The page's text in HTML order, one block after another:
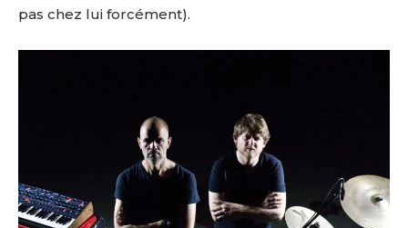
pas chez lui forcément).